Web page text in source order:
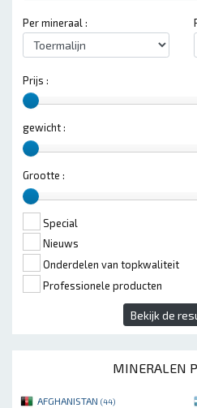
Per mineraal :
Prijs :
gewicht :
Grootte :
Special
Nieuws
Onderdelen van topkwaliteit
Professionele producten
Bekijk de
MINERALEN
AFGHANISTAN (44)